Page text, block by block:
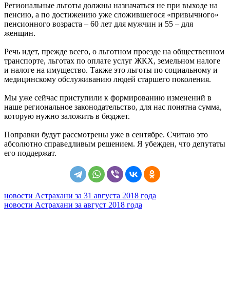
Региональные льготы должны назначаться не при выходе на
пенсию, а по достижению уже сложившегося «привычного»
пенсионного возраста – 60 лет для мужчин и 55 – для
женщин.
Речь идет, прежде всего, о льготном проезде на общественном
транспорте, льготах по оплате услуг ЖКХ, земельном налоге
и налоге на имущество. Также это льготы по социальному и
медицинскому обслуживанию людей старшего поколения.
Мы уже сейчас приступили к формированию изменений в
наше региональное законодательство, для нас понятна сумма,
которую нужно заложить в бюджет.
Поправки будут рассмотрены уже в сентябре. Считаю это
абсолютно справедливым решением. Я убежден, что депутаты
его поддержат.
новости Астрахани за 31 августа 2018 года
новости Астрахани за август 2018 года